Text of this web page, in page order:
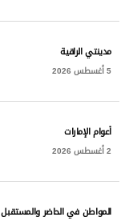
مدينتي الراقية
5 أغسطس 2026
أعوام الإمارات
2 أغسطس 2026
المواطن في الحاضر والمستقبل